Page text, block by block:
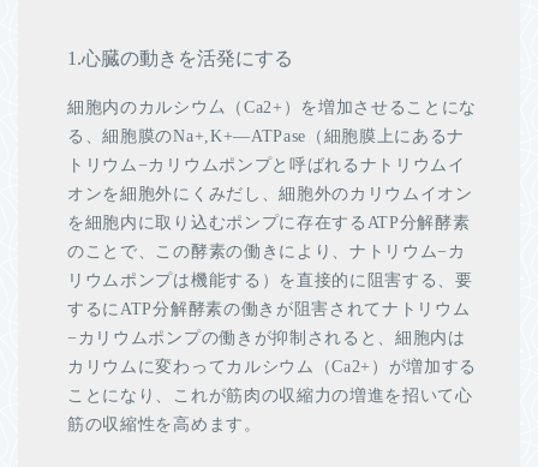
1.心臓の動きを活発にする
細胞内のカルシウ厶（Ca2+）を増加させることにな
る、細胞膜のNa+,K+―ATPase（細胞膜上にあるナ
トリウム−カリウムポンプと呼ばれるナトリウムイ
オンを細胞外にくみだし、細胞外のカリウムイオン
を細胞内に取り込むポンプに存在するATP分解酵素
のことで、この酵素の働きにより、ナトリウム−カ
リウムポンプは機能する）を直接的に阻害する、要
するにATP分解酵素の働きが阻害されてナトリウム
−カリウムポンプの働きが抑制されると、細胞内は
カリウムに変わってカルシウム（Ca2+）が増加する
ことになり、これが筋肉の収縮力の増進を招いて心
筋の収縮性を高めます。